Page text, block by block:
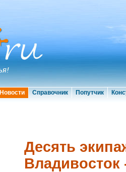
Новости Справочник Попутчик
Десять
Владивосток